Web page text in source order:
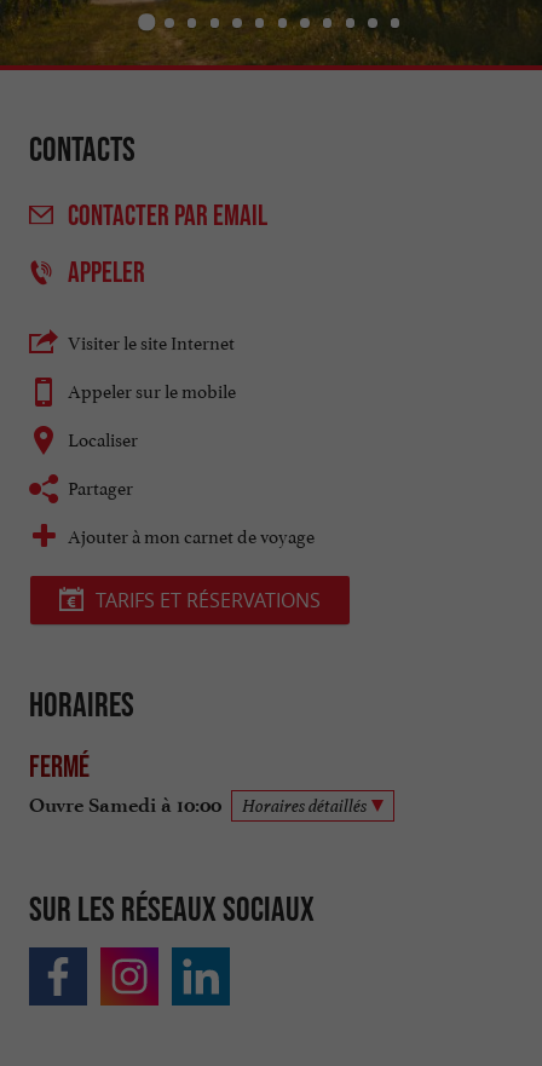
Contacts
CONTACTER PAR EMAIL
APPELER
Visiter le site Internet
Appeler sur le mobile
Localiser
Partager
Ajouter à mon carnet de voyage
TARIFS ET RÉSERVATIONS
Horaires
Fermé
Ouvre Samedi à 10:00 Horaires détaillés
Sur les réseaux sociaux